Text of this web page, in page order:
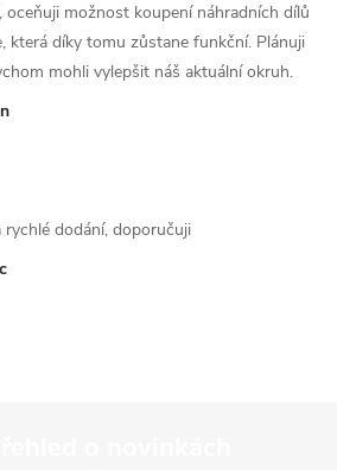
možnost koupení náhradních dílů
která díky tomu zůstane funkční. Plánuji
mohli vylepšit náš aktuální okruh.
dodání, doporučuji